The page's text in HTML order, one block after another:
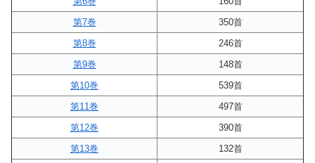
第7巻
350首
第8巻
246首
第9巻
148首
第10巻
539首
第11巻
497首
第12巻
390首
第13巻
132首